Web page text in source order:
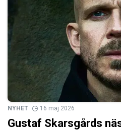
NYHET 16 maj 2026
Gustaf Skarsgårds